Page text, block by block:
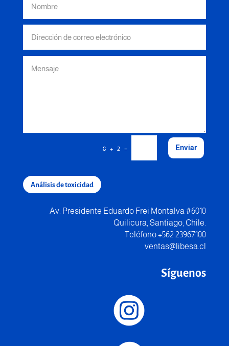
8 + 2 = Enviar
Análisis de toxicidad
Av. Presidente Eduardo Frei Montalva #6010
Quilicura, Santiago, Chile.
Teléfono +562 23967100
ventas@libesa.cl
Síguenos